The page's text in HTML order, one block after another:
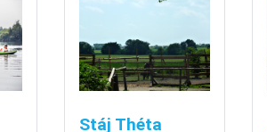
Stáj Théta